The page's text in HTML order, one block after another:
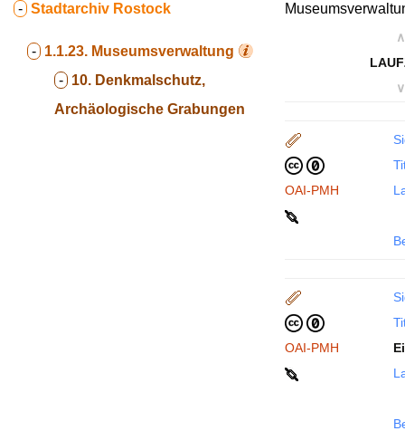
- Stadtarchiv Rostock
- 1.1.23. Museumsverwaltung
- 10. Denkmalschutz,
Archäologische Grabungen
∧
∨
OAI-PMH
OAI-PMH